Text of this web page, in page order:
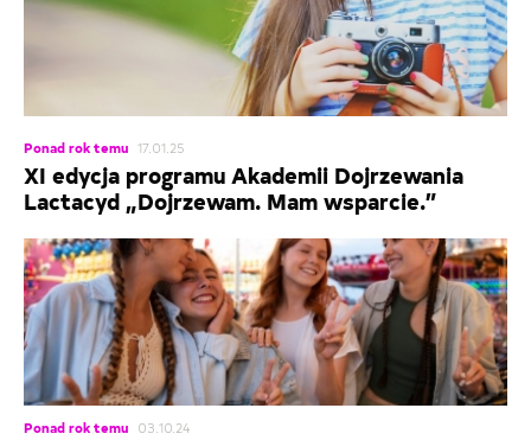
Ponad rok temu 17.01.25
XI edycja programu Akademii Dojrzewania
Lactacyd „Dojrzewam. Mam wsparcie.”
Ponad rok temu 03.10.24